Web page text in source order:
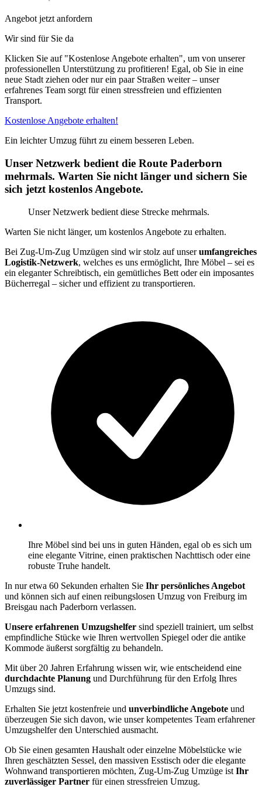
Angebot jetzt anfordern
Wir sind für Sie da
Klicken Sie auf "Kostenlose Angebote erhalten", um von unserer
professionellen Unterstützung zu profitieren! Egal, ob Sie in eine
neue Stadt ziehen oder nur ein paar Straßen weiter – unser
erfahrenes Team sorgt für einen stressfreien und effizienten
Transport.
Kostenlose Angebote erhalten!
Ein leichter Umzug führt zu einem besseren Leben.
Unser Netzwerk bedient die Route Paderborn
mehrmals. Warten Sie nicht länger und sichern Sie
sich jetzt kostenlos Angebote.
Unser Netzwerk bedient diese Strecke mehrmals.
Warten Sie nicht länger, um kostenlos Angebote zu erhalten.
Bei Zug-Um-Zug Umzügen sind wir stolz auf unserumfangreiches
Logistik-Netzwerk, welches es uns ermöglicht, Ihre Möbel – sei es
ein eleganter Schreibtisch, ein gemütliches Bett oder ein imposantes
Bücherregal – sicher und effizient zu transportieren.
Ihre Möbel sind bei uns in guten Händen, egal ob es sich um
eine elegante Vitrine, einen praktischen Nachttisch oder eine
robuste Truhe handelt.
In nur etwa 60 Sekunden erhalten Sie Ihr persönliches Angebot
und können sich auf einen reibungslosen Umzug von Freiburg im
Breisgau nach Paderborn verlassen.
Unsere erfahrenen Umzugshelfer sind speziell trainiert, um selbst
empfindliche Stücke wie Ihren wertvollen Spiegel oder die antike
Kommode äußerst sorgfältig zu behandeln.
Mit über 20 Jahren Erfahrung wissen wir, wie entscheidend eine
durchdachte Planung und Durchführung für den Erfolg Ihres
Umzugs sind.
Erhalten Sie jetzt kostenfreie und unverbindliche Angebote und
überzeugen Sie sich davon, wie unser kompetentes Team erfahrener
Umzugshelfer den Unterschied ausmacht.
Ob Sie einen gesamten Haushalt oder einzelne Möbelstücke wie
Ihren geschätzten Sessel, den massiven Esstisch oder die elegante
Wohnwand transportieren möchten, Zug-Um-Zug Umzüge ist Ihr
zuverlässiger Partner für einen stressfreien Umzug.